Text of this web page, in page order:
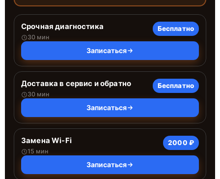
Срочная диагностика
30 мин
Бесплатно
Записаться
Доставка в сервис и обратно
30 мин
Бесплатно
Записаться
Замена Wi-Fi
15 мин
2000 ₽
Записаться